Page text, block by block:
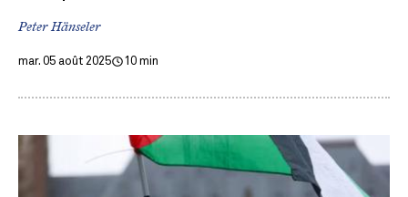
Peter Hänseler
mar. 05 août 2025 10 min